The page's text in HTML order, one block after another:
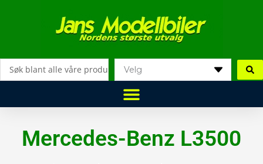
Mercedes-Benz L3500